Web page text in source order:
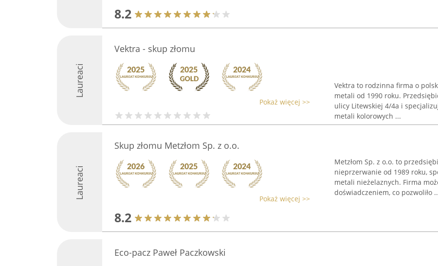
8.2
Laureaci
Vektra - skup złomu
Pokaż więcej >>
Vektra to rodzinna firma o
metali od 1990 roku.
ulicy Litewskiej 4/4a i
metali kolorowych ...
Laureaci
Skup złomu Metzłom Sp. z o.o.
Pokaż więcej >>
8.2
Metzłom Sp. z o.o. to
nieprzerwanie od 1989 roku,
metali nieżelaznych. Firma
doświadczeniem, co pozwoliło
Eco-pacz Paweł Paczkowski